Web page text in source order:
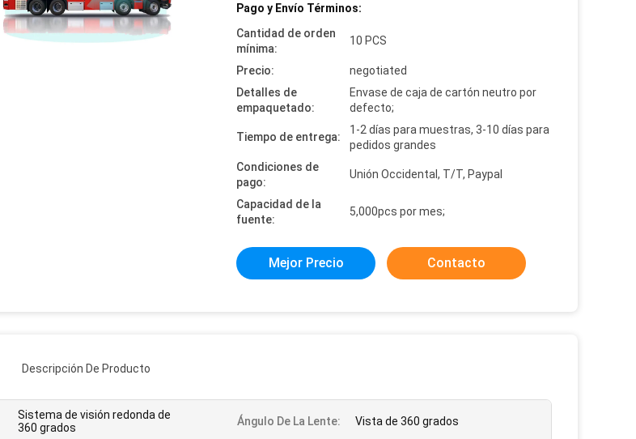
Pago y Envío Términos:
Cantidad de orden
mínima:
10 PCS
Precio:
negotiated
Detalles de
empaquetado:
Envase de caja de cartón neutro por
defecto;
Tiempo de entrega:
1-2 días para muestras, 3-10 días para
pedidos grandes
Condiciones de
pago:
Unión Occidental, T/T, Paypal
Capacidad de la
fuente:
5,000pcs por mes;
Mejor Precio Contacto
Descripción De Producto
Sistema de visión redonda de
360 grados
Ángulo De La Lente: Vista de 360 grados